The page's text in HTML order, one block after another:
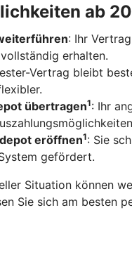
ab
: Ihr
erhalten.
Vertrag bleibt
übertragen1: Ihr
eröffnen1: Sie
gefördert.
Situation können
Sie sich am besten